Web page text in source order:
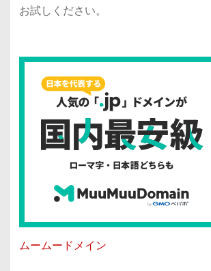
お試しください。
ムームードメイン